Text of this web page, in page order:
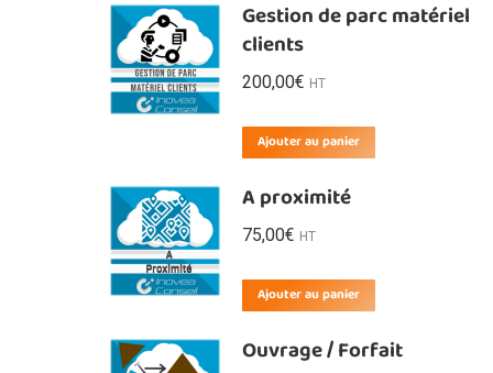
Gestion de parc matériel
clients
200,00€ HT
Ajouter au panier
A proximité
75,00€ HT
Ajouter au panier
Ouvrage / Forfait